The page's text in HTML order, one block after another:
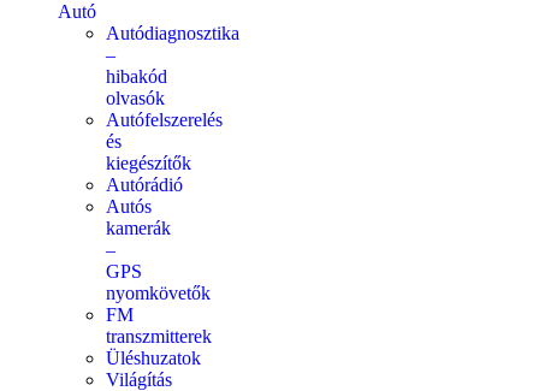
Autó
Autódiagnosztika
–
hibakód
olvasók
Autófelszerelés
és
kiegészítők
Autórádió
Autós
kamerák
–
GPS
nyomkövetők
FM
transzmitterek
Üléshuzatok
Világítás